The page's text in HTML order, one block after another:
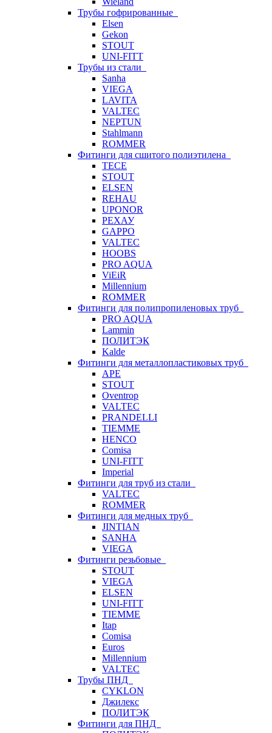
Трубы гофрированные
Elsen
Gekon
STOUT
UNI-FITT
Трубы из стали
Sanha
VIEGA
LAVITA
VALTEC
NEPTUN
Stahlmann
ROMMER
Фитинги для сшитого полиэтилена
TECE
STOUT
ELSEN
REHAU
UPONOR
РЕХАУ
GAPPO
VALTEC
HOOBS
PRO AQUA
ViEiR
Millennium
ROMMER
Фитинги для полипропиленовых труб
PRO AQUA
Lammin
ПОЛИТЭК
Kalde
Фитинги для металлопластиковых труб
APE
STOUT
Oventrop
VALTEC
PRANDELLI
TIEMME
HENCO
Comisa
UNI-FITT
Imperial
Фитинги для труб из стали
VALTEC
ROMMER
Фитинги для медных труб
JINTIAN
SANHA
VIEGA
Фитинги резьбовые
STOUT
VIEGA
ELSEN
UNI-FITT
TIEMME
Itap
Comisa
Euros
Millennium
VALTEC
Трубы ПНД
CYKLON
Джилекс
ПОЛИТЭК
Фитинги для ПНД